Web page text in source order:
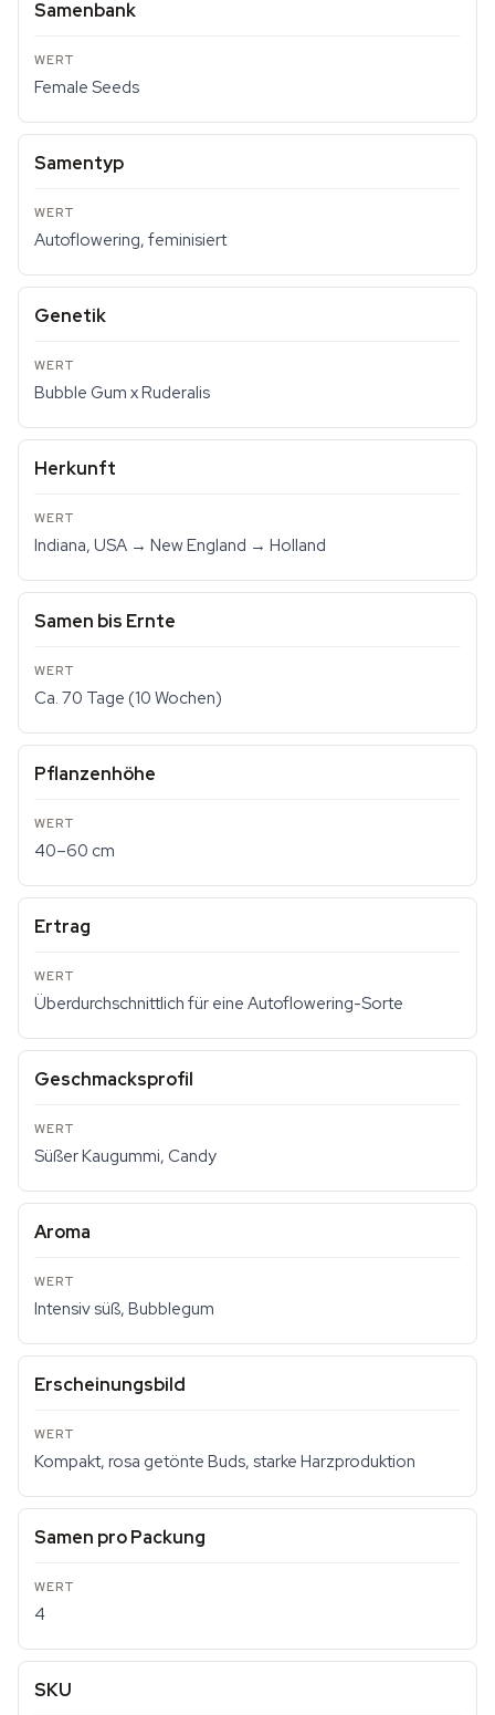
Samenbank
Female Seeds
Samentyp
Autoflowering, feminisiert
Genetik
Bubble Gum x Ruderalis
Herkunft
Indiana, USA → New England → Holland
Samen bis Ernte
Ca. 70 Tage (10 Wochen)
Pflanzenhöhe
40–60 cm
Ertrag
Überdurchschnittlich für eine Autoflowering-Sorte
Geschmacksprofil
Süßer Kaugummi, Candy
Aroma
Intensiv süß, Bubblegum
Erscheinungsbild
Kompakt, rosa getönte Buds, starke Harzproduktion
Samen pro Packung
4
SKU